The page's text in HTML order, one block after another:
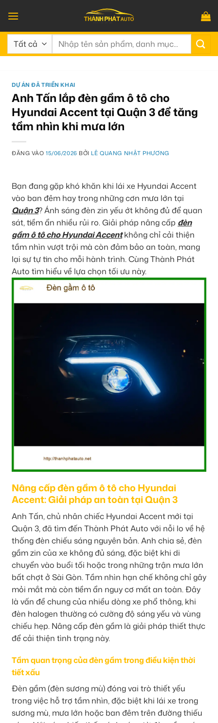
qua
nội
dung
Tìm
DỰ ÁN ĐÃ TRIỂN KHAI
Anh Tấn lắp đèn gầm ô tô cho
Hyundai Accent tại Quận 3 để tăng
tầm nhìn khi mưa lớn
ĐĂNG VÀO15/06/2026 BỞI LÊ QUANG NHẬT PHƯƠNG
Bạn đang gặp khó khăn khi lái xe Hyundai Accent
vào ban đêm hay trong những cơn mưa lớn tại
Quận 3? Ánh sáng đèn zin yếu ớt không đủ để quan
sát, tiềm ẩn nhiều rủi ro. Giải pháp nâng cấp đèn
gầm ô tô cho Hyundai Accentkhông chỉ cải thiện
tầm nhìn vượt trội mà còn đảm bảo an toàn, mang
lại sự tự tin cho mỗi hành trình. Cùng Thành Phát
Auto tìm hiểu về lựa chọn tối ưu này.
Nâng cấp đèn gầm ô tô cho Hyundai
Accent: Giải pháp an toàn tại Quận 3
Anh Tấn, chủ nhân chiếc Hyundai Accent mới tại
Quận 3, đã tìm đến Thành Phát Auto với nỗi lo về hệ
thống đèn chiếu sáng nguyên bản. Anh chia sẻ, đèn
gầm zin của xe không đủ sáng, đặc biệt khi di
chuyển vào buổi tối hoặc trong những trận mưa lớn
bất chợt ở Sài Gòn. Tầm nhìn hạn chế không chỉ gây
mỏi mắt mà còn tiềm ẩn nguy cơ mất an toàn. Đây
là vấn đề chung của nhiều dòng xe phổ thông, khi
đèn halogen thường có cường độ sáng yếu và vùng
chiếu hẹp. Nâng cấp đèn gầm là giải pháp thiết thực
để cải thiện tình trạng này.
Tầm quan trọng của đèn gầm trong điều kiện thời
tiết xấu
Đèn gầm (đèn sương mù) đóng vai trò thiết yếu
trong việc hỗ trợ tầm nhìn, đặc biệt khi lái xe trong
sương mù, mưa lớn hoặc ban đêm trên đường thiếu